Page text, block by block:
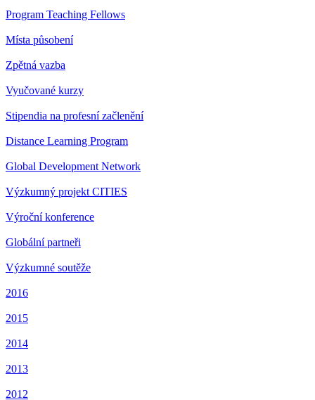
Program Teaching Fellows
Místa působení
Zpětná vazba
Vyučované kurzy
Stipendia na profesní začlenění
Distance Learning Program
Global Development Network
Výzkumný projekt CITIES
Výroční konference
Globální partneři
Výzkumné soutěže
2016
2015
2014
2013
2012